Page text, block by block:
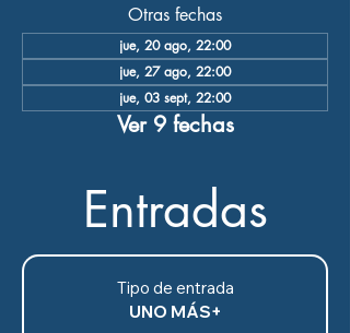
Otras fechas
jue, 20 ago, 22:00
jue, 27 ago, 22:00
jue, 03 sept, 22:00
Ver 9 fechas
Entradas
Tipo de entrada
UNO MÁS+